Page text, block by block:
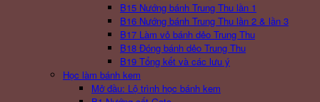
B15 Nướng bánh Trung Thu lần 1
B16 Nướng bánh Trung Thu lần 2 & lần 3
B17 Làm vỏ bánh dẻo Trung Thu
B18 Đóng bánh dẻo Trung Thu
B19 Tổng kết và các lưu ý
Học làm bánh kem
Mở đầu: Lộ trình học bánh kem